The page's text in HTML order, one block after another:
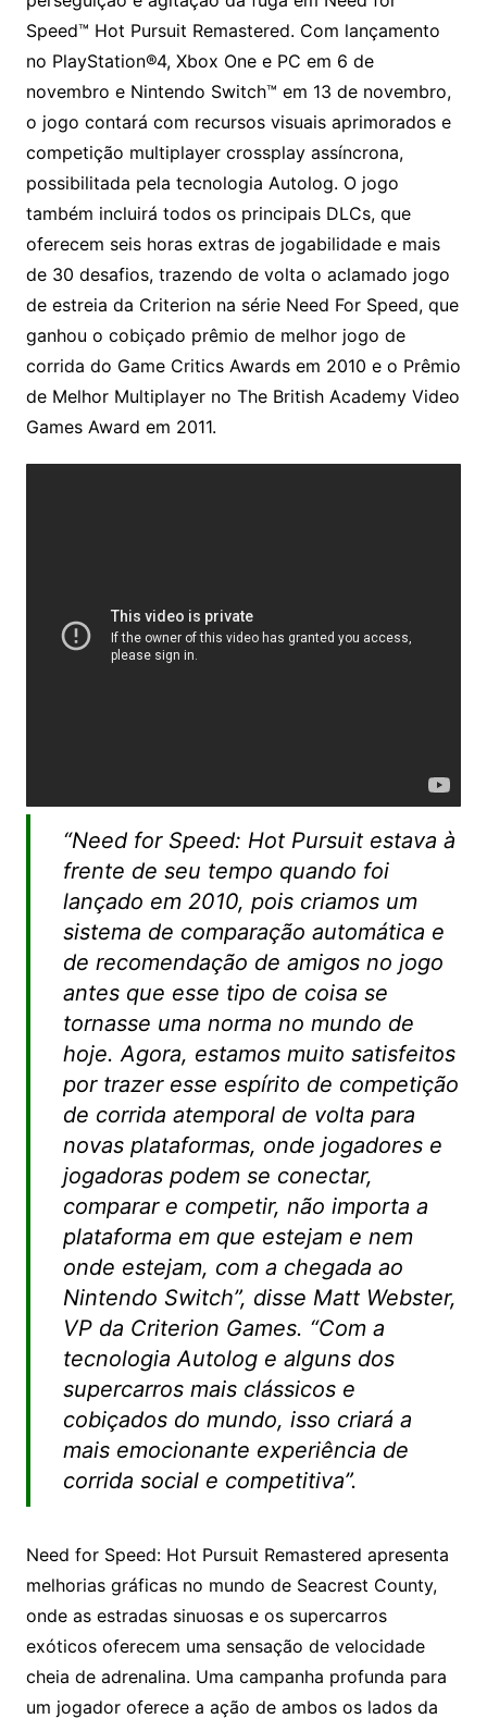
Speed™ Hot Pursuit Remastered. Com lançamento
no PlayStation®4, Xbox One e PC em 6 de
novembro e Nintendo Switch™ em 13 de novembro,
o jogo contará com recursos visuais aprimorados e
competição multiplayer crossplay assíncrona,
possibilitada pela tecnologia Autolog. O jogo
também incluirá todos os principais DLCs, que
oferecem seis horas extras de jogabilidade e mais
de 30 desafios, trazendo de volta o aclamado jogo
de estreia da Criterion na série Need For Speed, que
ganhou o cobiçado prêmio de melhor jogo de
corrida do Game Critics Awards em 2010 e o Prêmio
de Melhor Multiplayer no The British Academy Video
Games Award em 2011.
“Need for Speed: Hot Pursuit estava à
frente de seu tempo quando foi
lançado em 2010, pois criamos um
sistema de comparação automática e
de recomendação de amigos no jogo
antes que esse tipo de coisa se
tornasse uma norma no mundo de
hoje. Agora, estamos muito satisfeitos
por trazer esse espírito de competição
de corrida atemporal de volta para
novas plataformas, onde jogadores e
jogadoras podem se conectar,
comparar e competir, não importa a
plataforma em que estejam e nem
onde estejam, com a chegada ao
Nintendo Switch”, disse Matt Webster,
VP da Criterion Games. “Com a
tecnologia Autolog e alguns dos
supercarros mais clássicos e
cobiçados do mundo, isso criará a
mais emocionante experiência de
corrida social e competitiva”.
Need for Speed: Hot Pursuit Remastered apresenta
melhorias gráficas no mundo de Seacrest County,
onde as estradas sinuosas e os supercarros
exóticos oferecem uma sensação de velocidade
cheia de adrenalina. Uma campanha profunda para
um jogador oferece a ação de ambos os lados da